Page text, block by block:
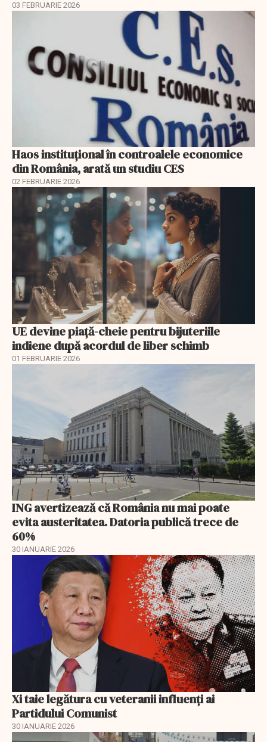
03 FEBRUARIE 2026
Haos instituțional în controalele economice
din România, arată un studiu CES
02 FEBRUARIE 2026
UE devine piață-cheie pentru bijuteriile
indiene după acordul de liber schimb
01 FEBRUARIE 2026
ING avertizează că România nu mai poate
evita austeritatea. Datoria publică trece de
60%
30 IANUARIE 2026
Xi taie legătura cu veteranii influenți ai
Partidului Comunist
30 IANUARIE 2026